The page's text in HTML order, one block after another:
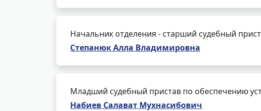
Начальник отделения - старший судебный
Степанюк Алла Владимировна
Младший судебный пристав по обеспечению
Набиев Салават Мухнасибович